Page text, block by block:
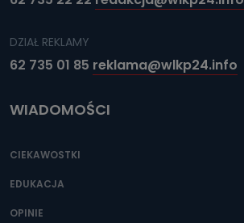
DZIAŁ REKLAMY
62 735 01 85 reklama@wlkp24.info
WIADOMOŚCI
CIEKAWOSTKI
EDUKACJA
OPINIE